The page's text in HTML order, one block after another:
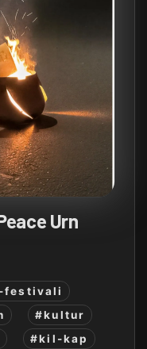
Urn
festivali
#kultur
#kil-kap